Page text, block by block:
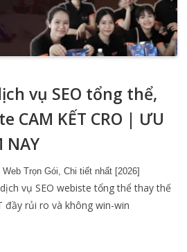
vụ SEO tổng thể,
CAM KẾT CRO | ƯU
NAY
Trọn Gói, Chi tiết nhất [2026]
vụ SEO webiste tổng thể thay thế
đầy rủi ro và không win-win